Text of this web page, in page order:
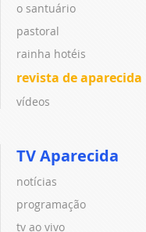
o santuário
pastoral
rainha hotéis
revista de aparecida
vídeos
TV Aparecida
notícias
programação
tv ao vivo